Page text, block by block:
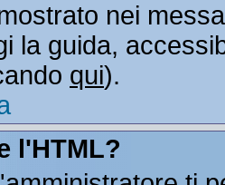
nei
la guida,
qui).
l'HTML?